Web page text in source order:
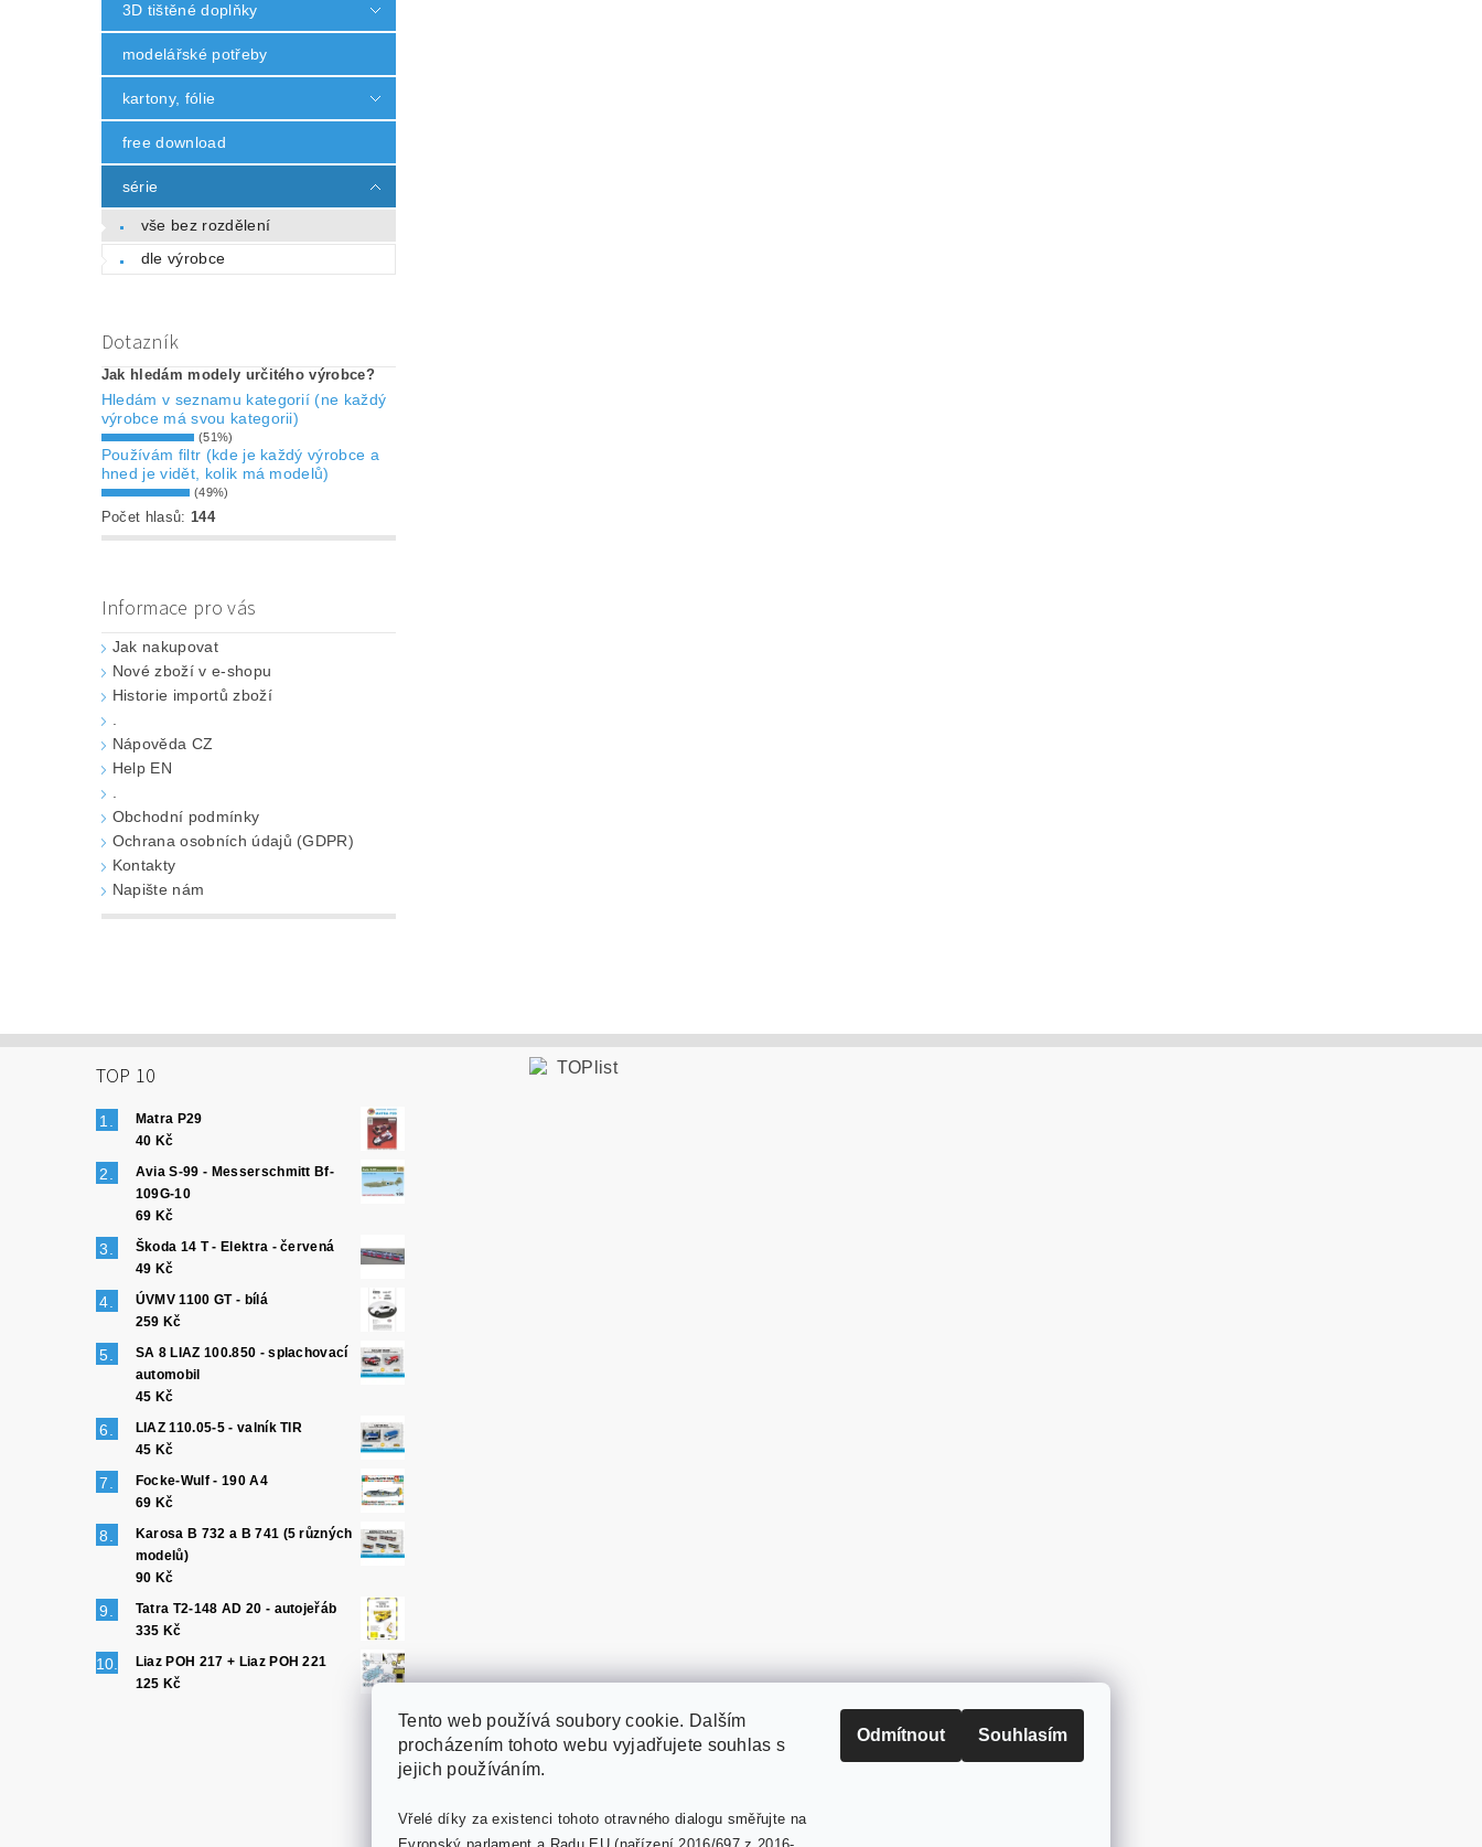
3D tištěné doplňky
modelářské potřeby
kartony, fólie
free download
série
vše bez rozdělení
dle výrobce
Dotazník
Jak hledám modely určitého výrobce?
Hledám v seznamu kategorií (ne každý
výrobce má svou kategorii)
(51%)
Používám filtr (kde je každý výrobce a
hned je vidět, kolik má modelů)
(49%)
Počet hlasů: 144
Informace pro vás
Jak nakupovat
Nové zboží v e-shopu
Historie importů zboží
Nápověda CZ
Help EN
Obchodní podmínky
Ochrana osobních údajů (GDPR)
Kontakty
Napište nám
TOP 10
Matra P29
40 Kč
Avia S-99 - Messerschmitt Bf-
109G-10
69 Kč
Škoda 14 T - Elektra - červená
49 Kč
ÚVMV 1100 GT - bílá
259 Kč
SA 8 LIAZ 100.850 - splachovací
automobil
45 Kč
LIAZ 110.05-5 - valník TIR
45 Kč
Focke-Wulf - 190 A4
69 Kč
Karosa B 732 a B 741 (5 různých
modelů)
90 Kč
Tatra T2-148 AD 20 - autojeřáb
335 Kč
Liaz POH 217 + Liaz POH 221
125 Kč
PaperModel.cz
Tento web používá soubory cookie. Dalším
procházením tohoto webu vyjadřujete souhlas s
jejich používáním.
Vřelé díky za existenci tohoto otravného dialogu směřujte na
Odmítnout Souhlasím